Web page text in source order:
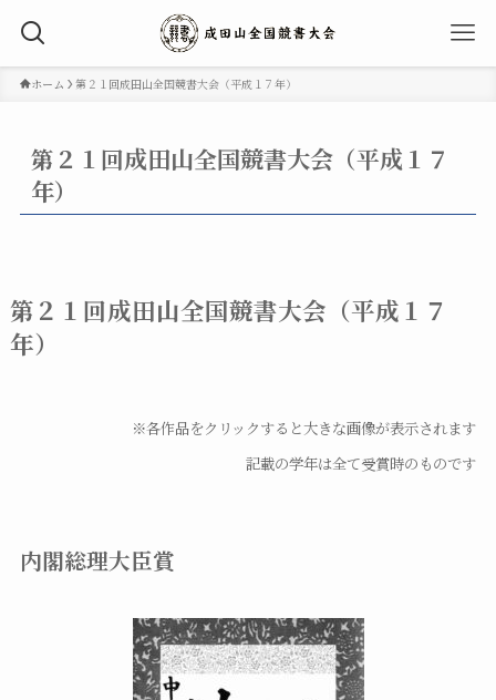
ホーム 第２１回成田山全国競書大会（平成１７年）
第２１回成田山全国競書大会（平成１７
年）
第２１回成田山全国競書大会（平成１７
年）
※各作品をクリックすると大きな画像が表示されます
記載の学年は全て受賞時のものです
内閣総理大臣賞